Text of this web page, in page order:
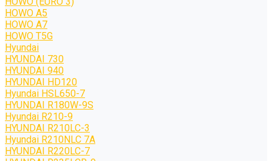
HOWO A5
HOWO A7
HOWO T5G
Hyundai
HYUNDAI 730
HYUNDAI 940
HYUNDAI HD120
Hyundai HSL650-7
HYUNDAI R180W-9S
Hyundai R210-9
HYUNDAI R210LC-3
Hyundai R210NLC 7A
HYUNDAI R220LC-7